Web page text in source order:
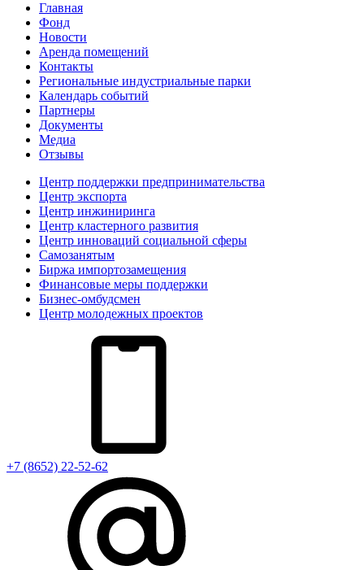
Главная
Фонд
Новости
Аренда помещений
Контакты
Региональные индустриальные парки
Календарь событий
Партнеры
Документы
Медиа
Отзывы
Центр поддержки предпринимательства
Центр экспорта
Центр инжиниринга
Центр кластерного развития
Центр инноваций социальной сферы
Cамозанятым
Биржа импортозамещения
Финансовые меры поддержки
Бизнес-омбудсмен
Центр молодежных проектов
+7 (8652) 22-52-62